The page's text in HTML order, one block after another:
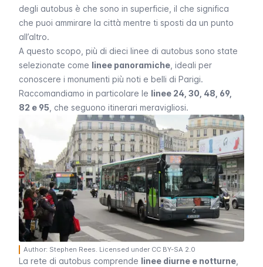
degli autobus è che sono in superficie, il che significa
che puoi ammirare la città mentre ti sposti da un punto
all’altro.
A questo scopo, più di dieci linee di autobus sono state
selezionate come linee panoramiche , ideali per
conoscere i monumenti più noti e belli di Parigi.
Raccomandiamo in particolare le linee 24, 30, 48, 69,
82 e 95 , che seguono itinerari meravigliosi.
Author: Stephen Rees. Licensed under CC BY-SA 2.0
La rete di autobus comprende linee diurne e notturne